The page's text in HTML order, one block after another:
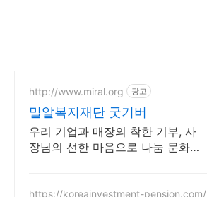
http://www.miral.org 광고
밀알복지재단 굿기버
우리 기업과 매장의 착한 기부, 사
장님의 선한 마음으로 나눔 문화를
https://koreainvestment-pension.com/